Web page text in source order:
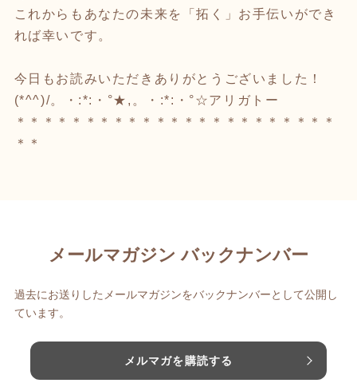
これからもあなたの未来を「拓く」お手伝いができ
れば幸いです。
今日もお読みいただきありがとうございました！
(*^^)/。・:*:・°★,。・:*:・°☆アリガトー
＊＊＊＊＊＊＊＊＊＊＊＊＊＊＊＊＊＊＊＊＊＊＊
＊＊
メールマガジン バックナンバー
過去にお送りしたメールマガジンをバックナンバーとして公開し
ています。
メルマガを購読する